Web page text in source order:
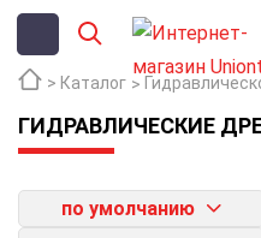
Каталог
ГИДРАВЛИЧЕСКИЕ
по умолчанию